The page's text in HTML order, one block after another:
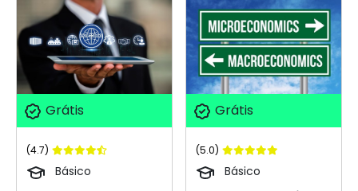
Grátis
(4.7)
Básico
Grátis
(5.0)
Básico